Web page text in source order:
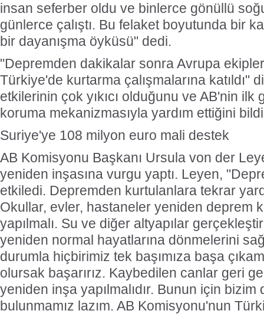
insan seferber oldu ve binlerce gönüllü
günlerce çalıştı. Bu felaket boyutunda bir
bir dayanışma öyküsü" dedi.
"Depremden dakikalar sonra Avrupa
Türkiye'de kurtarma çalışmalarına katıldı"
etkilerinin çok yıkıcı olduğunu ve AB'nin
koruma mekanizmasıyla yardım ettiğini
Suriye'ye 108 milyon euro mali destek
AB Komisyonu Başkanı Ursula von der
yeniden inşasına vurgu yaptı. Leyen,
etkiledi. Depremden kurtulanlara tekrar
Okullar, evler, hastaneler yeniden deprem
yapılmalı. Su ve diğer altyapılar
yeniden normal hayatlarına dönmelerini
durumla hiçbirimiz tek başımıza başa
olursak başarırız. Kaybedilen canlar geri
yeniden inşa yapılmalıdır. Bunun için
bulunmamız lazım. AB Komisyonu'nun